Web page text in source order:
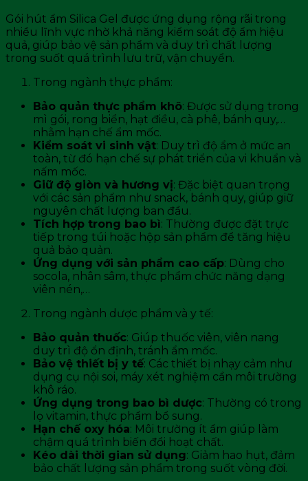
Gói hút ẩm Silica Gel được ứng dụng rộng rãi trong
nhiều lĩnh vực nhờ khả năng kiểm soát độ ẩm hiệu
quả, giúp bảo vệ sản phẩm và duy trì chất lượng
trong suốt quá trình lưu trữ, vận chuyển.
Trong ngành thực phẩm:
Bảo quản thực phẩm khô: Được sử dụng trong
mì gói, rong biển, hạt điều, cà phê, bánh quy,…
nhằm hạn chế ẩm mốc.
Kiểm soát vi sinh vật: Duy trì độ ẩm ở mức an
toàn, từ đó hạn chế sự phát triển của vi khuẩn và
nấm mốc.
Giữ độ giòn và hương vị: Đặc biệt quan trọng
với các sản phẩm như snack, bánh quy, giúp giữ
nguyên chất lượng ban đầu.
Tích hợp trong bao bì: Thường được đặt trực
tiếp trong túi hoặc hộp sản phẩm để tăng hiệu
quả bảo quản.
Ứng dụng với sản phẩm cao cấp: Dùng cho
socola, nhân sâm, thực phẩm chức năng dạng
viên nén,…
Trong ngành dược phẩm và y tế:
Bảo quản thuốc: Giúp thuốc viên, viên nang
duy trì độ ổn định, tránh ẩm mốc.
Bảo vệ thiết bị y tế: Các thiết bị nhạy cảm như
dụng cụ nội soi, máy xét nghiệm cần môi trường
khô ráo.
Ứng dụng trong bao bì dược: Thường có trong
lọ vitamin, thực phẩm bổ sung.
Hạn chế oxy hóa: Môi trường ít ẩm giúp làm
chậm quá trình biến đổi hoạt chất.
Kéo dài thời gian sử dụng: Giảm hao hụt, đảm
bảo chất lượng sản phẩm trong suốt vòng đời.